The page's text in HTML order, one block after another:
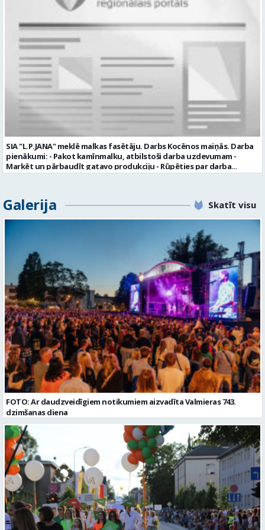
uzņēmumā darba laiku: maiņu grafiks (1. dežūra no plkst. 05.20 līdz
plkst. 16.20 un 2.dežūra no plkst. 12.50-21.00) darba samaksu sākot no
1100 līdz 1250 EUR (pirms nodokļu nomaksas) pilnas sociālās
garantijas veselības apdrošināšanas iespējas dinamisku un
profesionālu darba vidi apmācību pirms darba pienākumu
uzsākšanas CV ar norādi vakancei „dispečers Valmierā” iesniegt līdz
2026. gada 21. augustam (ieskaitot): sūtot elektroniski uz info@vtu-
valmiera.lv personīgi SIA „VTU Valmiera”, Reģ.nr. 40003004220,
„Brandeļi”, Brandeļi, Kocēnu pagasts, Valmieras novads, personāla
daļā darba dienās no plkst. 13:00 līdz 16:00. 2 nedēļu laikā pēc
konkursa termiņa beigām sazināsimies ar pretendentiem, kuri tiks
aicināti uz tikšanos klātienē. Informācijai: 29231565 * Iesniegtos
personas datus SIA “VTU VALMIERA” izmantos, lai konkursa kārtībā
noteiktu vakancei atbilstošāko kandidātu. Ja kandidāts vēlas, lai
viņa personas dati tiktu saglabāti SIA “VTU VALMIERA” iekšējā datu
bāzē ar mērķi tos apstrādāt citos SIA “VTU VALMIERA” personāla
atlases konkursos, tad pieteikumā vakancei lūdzam kandidātam
Valmiera, Valmieras nov. Darba laika veids: Summētais darba laiks
Darba veids: Darbinieka amats uz nenoteiktu laiku Slodze: Viena
vesela slodze Darbības joma: Pakalpojumi Pieteikto vietu skaits: 1
Līgums: Darbinieka amats uz nenoteiktu laiku Aktuāla līdz: 2026-08-
21 Kontaktpersona: CV ar norādi vakancei lūdzu sūtīt uz e-pastu
info@vtu-valmiera.lv vai iesniegt personīgi Izglītības līmenis:
Vispārējā vidējā izglītība
SIA "L.P.JANA" meklē malkas fasētāju. Darbs Kocēnos maiņās. Darba
pienākumi: - Pakot kamīnmalku, atbilstoši darba uzdevumam -
Marķēt un pārbaudīt gatavo produkciju - Rūpēties par darba
padarītā) - Vienmēr laikā izmaksātu algu - Profesionālus un
atbalstošus kolēģus Lūgums CV sūtīt uz e- pastu:
SAIŅOŠANAS OPERATORS Algas izmaksas veids: Laika darba alga
Darba vietas adrese: LATVIJA, Gravas iela 2, Kocēni, Kocēnu pag.,
Valmieras nov. Slodze: Viena vesela slodze Darbības joma: Ražošana
Pieteikto vietu skaits: 2 Aktuāla līdz: 2027-09-07 Darba sākšanas
datums: 2026-08-17 Kontaktpersona: Davids Pavlovs
Galerija Skatīt visu
FOTO: Ar daudzveidīgiem notikumiem aizvadīta Valmieras 743.
dzimšanas diena